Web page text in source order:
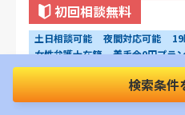
初回相談無料
土日相談可能 夜間対応可能
女性弁護士在籍
着手金0円プラ
電話相談可能
WEB・オンライ
事故直後の相談可能
治療中の相
検索条件